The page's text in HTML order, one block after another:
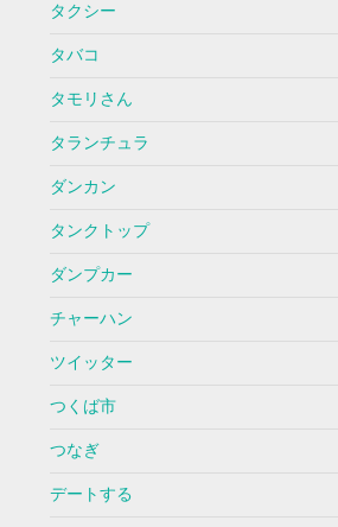
タクシー
タバコ
タモリさん
タランチュラ
ダンカン
タンクトップ
ダンプカー
チャーハン
ツイッター
つくば市
つなぎ
デートする